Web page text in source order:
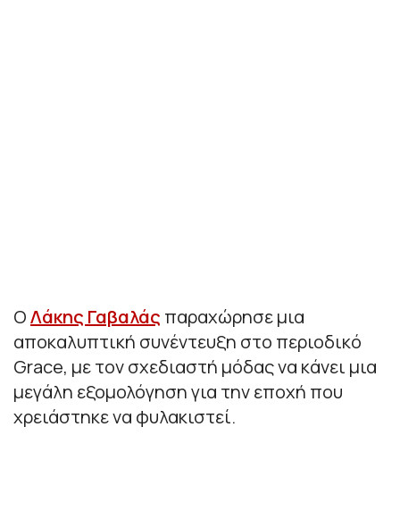
ΟΛάκης Γαβαλάς παραχώρησε μια
αποκαλυπτική συνέντευξη στο περιοδικό
Grace, με τον σχεδιαστή μόδας να κάνει μια
μεγάλη εξομολόγηση για την εποχή που
χρειάστηκε να φυλακιστεί.